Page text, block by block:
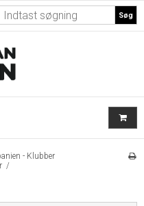
Søg
- Klubber
/